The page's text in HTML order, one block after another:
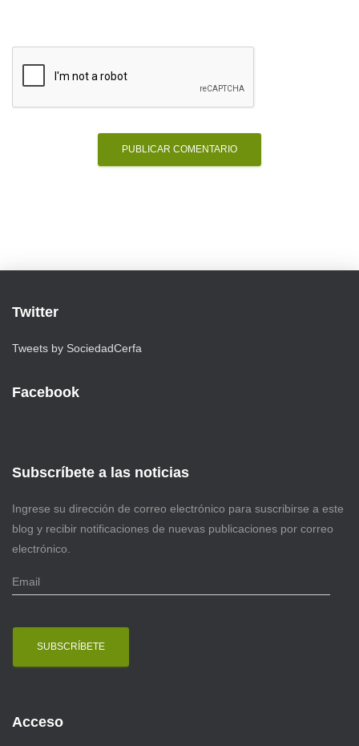
Twitter
Tweets by SociedadCerfa
Facebook
Subscríbete a las noticias
Ingrese su dirección de correo electrónico para suscribirse a este
blog y recibir notificaciones de nuevas publicaciones por correo
electrónico.
E
m
Acceso